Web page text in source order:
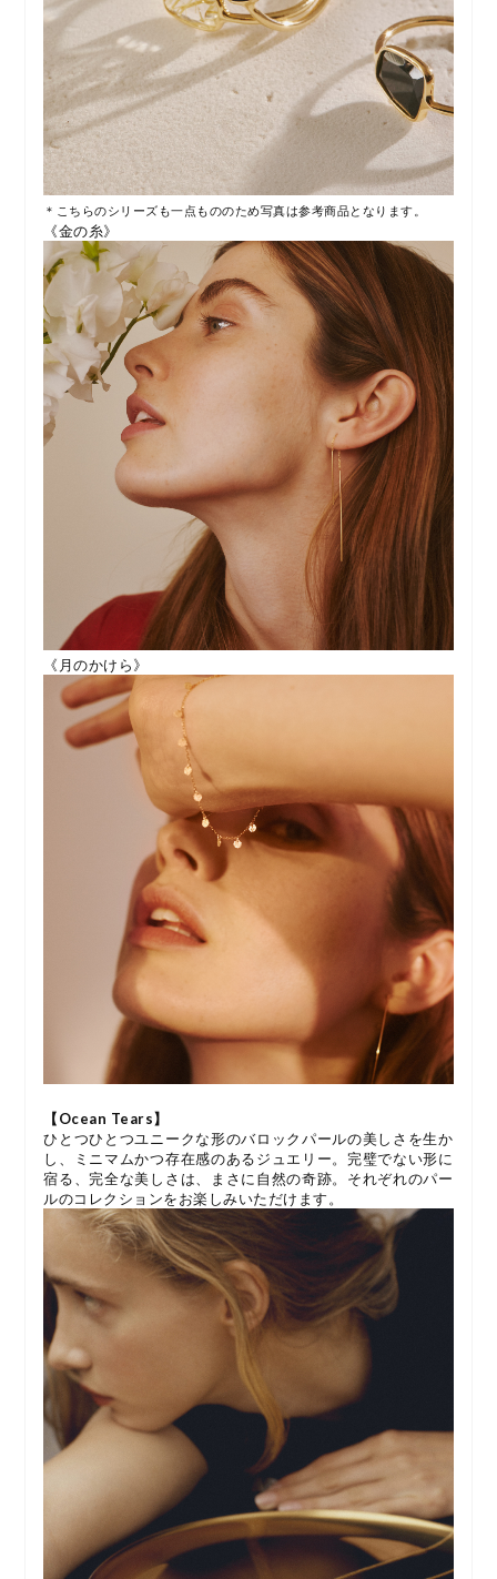
＊こちらのシリーズも一点もののため写真は参考商品となります。
《金の糸》
《月のかけら》
【Ocean Tears】
ひとつひとつユニークな形のバロックパールの美しさを生か
し、ミニマムかつ存在感のあるジュエリー。完璧でない形に
宿る、完全な美しさは、まさに自然の奇跡。それぞれのパー
ルのコレクションをお楽しみいただけます。